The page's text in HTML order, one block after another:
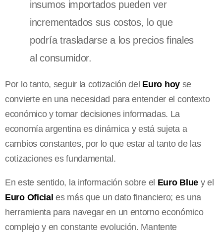
insumos importados pueden ver
incrementados sus costos, lo que
podría trasladarse a los precios finales
al consumidor.
Por lo tanto, seguir la cotización del Euro hoyse
convierte en una necesidad para entender el contexto
económico y tomar decisiones informadas. La
economía argentina es dinámica y está sujeta a
cambios constantes, por lo que estar al tanto de las
cotizaciones es fundamental.
En este sentido, la información sobre el Euro Blue y el
Euro Oficial es más que un dato financiero; es una
herramienta para navegar en un entorno económico
complejo y en constante evolución. Mantente